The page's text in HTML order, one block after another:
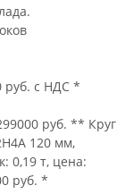
руб. с НДС *
руб. ** Круг
120 мм,
0,19 т, цена:
руб. *